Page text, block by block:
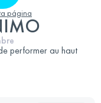
página
performer au haut